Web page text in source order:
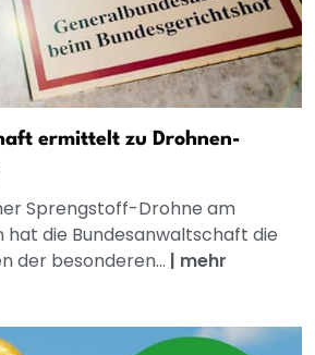
ermittelt zu Drohnen-
Sprengstoff-Drohne am
hat die Bundesanwaltschaft die
der besonderen... | mehr